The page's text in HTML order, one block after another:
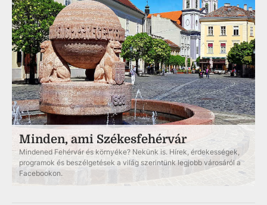
Minden, ami Székesfehérvár
Mindened Fehérvár és környéke? Nekünk is. Hírek, érdekességek,
programok és beszélgetések a világ szerintünk legjobb városáról a
Facebookon.